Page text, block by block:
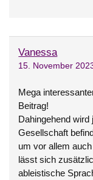
Vanessa
15. November
Mega
Beitrag!
Dahingehend
Gesellschaft
um vor allem
lässt sich
ableistische